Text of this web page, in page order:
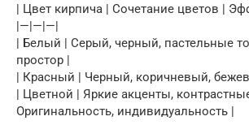
| Цвет кирпича | Сочетание цветов |
|—|—|—|
| Белый | Серый, черный, пастельные
простор |
| Красный | Черный, коричневый,
| Цветной | Яркие акценты,
Оригинальность, индивидуальность |